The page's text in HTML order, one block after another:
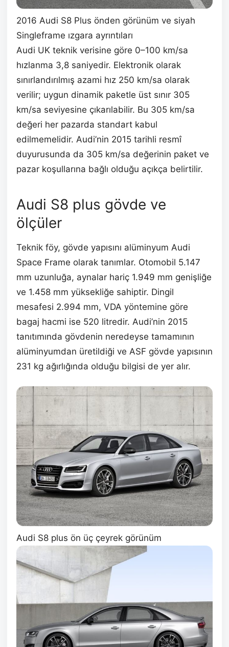
2016 Audi S8 Plus önden görünüm ve siyah
Singleframe ızgara ayrıntıları
Audi UK teknik verisine göre 0–100 km/sa
hızlanma 3,8 saniyedir. Elektronik olarak
sınırlandırılmış azami hız 250 km/sa olarak
verilir; uygun dinamik paketle üst sınır 305
km/sa seviyesine çıkarılabilir. Bu 305 km/sa
değeri her pazarda standart kabul
edilmemelidir. Audi’nin 2015 tarihli resmî
duyurusunda da 305 km/sa değerinin paket ve
pazar koşullarına bağlı olduğu açıkça belirtilir.
Audi S8 plus gövde ve
ölçüler
Teknik föy, gövde yapısını alüminyum Audi
Space Frame olarak tanımlar. Otomobil 5.147
mm uzunluğa, aynalar hariç 1.949 mm genişliğe
ve 1.458 mm yüksekliğe sahiptir. Dingil
mesafesi 2.994 mm, VDA yöntemine göre
bagaj hacmi ise 520 litredir. Audi’nin 2015
tanıtımında gövdenin neredeyse tamamının
alüminyumdan üretildiği ve ASF gövde yapısının
231 kg ağırlığında olduğu bilgisi de yer alır.
Audi S8 plus ön üç çeyrek görünüm